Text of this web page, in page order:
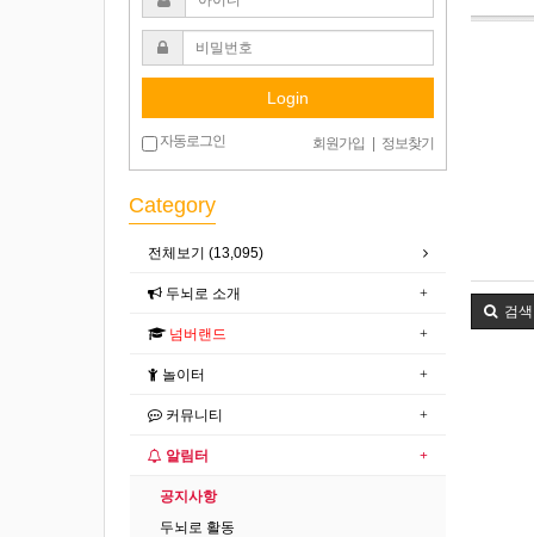
검색
Login
자동로그인 회원가입 정보찾기
Category
전체보기 (13,095)
두뇌로 소개
넘버랜드
놀이터
커뮤니티
알림터
공지사항
두뇌로 활동